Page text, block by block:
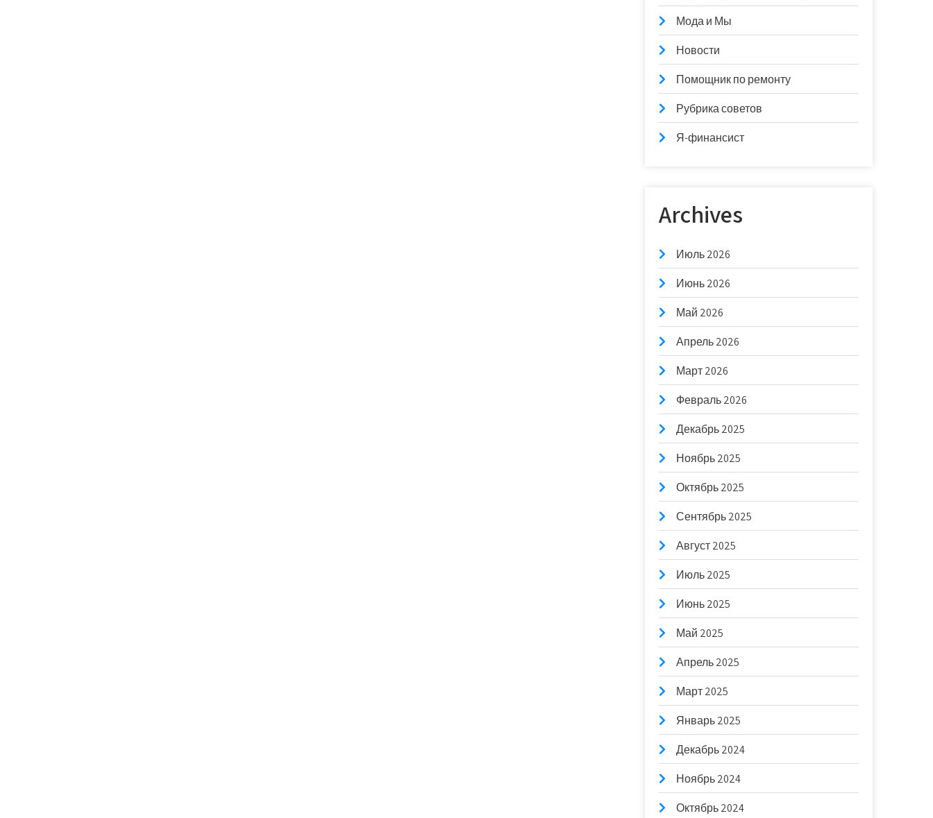
Мода и Мы
Новости
Помощник по ремонту
Рубрика советов
Я-финансист
Archives
Июль 2026
Июнь 2026
Май 2026
Апрель 2026
Март 2026
Февраль 2026
Декабрь 2025
Ноябрь 2025
Октябрь 2025
Сентябрь 2025
Август 2025
Июль 2025
Июнь 2025
Май 2025
Апрель 2025
Март 2025
Январь 2025
Декабрь 2024
Ноябрь 2024
Октябрь 2024